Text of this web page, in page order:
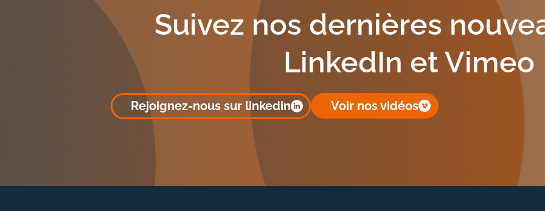
Suivez nos dernières
LinkedIn et Vimeo
Rejoignez-nous sur linkedin Voir nos vidéos